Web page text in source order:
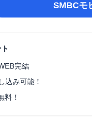
SMBCモ
完結
込み可能！
料！